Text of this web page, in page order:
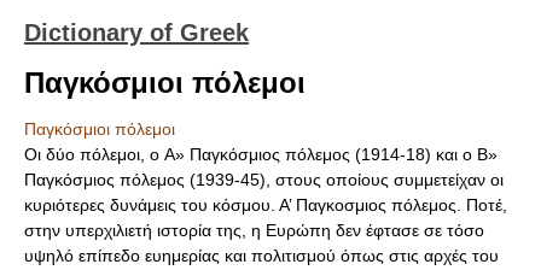
Dictionary of Greek
Παγκόσμιοι πόλεμοι
Παγκόσμιοι πόλεμοι
Οι δύο πόλεμοι, ο A» Παγκόσμιος πόλεμος (1914-18) και ο B»
Παγκόσμιος πόλεμος (1939-45), στους οποίους συμμετείχαν οι
κυριότερες δυνάμεις του κόσμου. Α’ Παγκοσμιος πόλεμος. Ποτέ,
στην υπερχιλιετή ιστορία της, η Ευρώπη δεν έφτασε σε τόσο
υψηλό επίπεδο ευημερίας και πολιτισμού όπως στις αρχές του